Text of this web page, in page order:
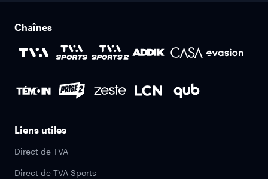
Chaînes
Liens utiles
Direct de TVA
Direct de TVA Sports